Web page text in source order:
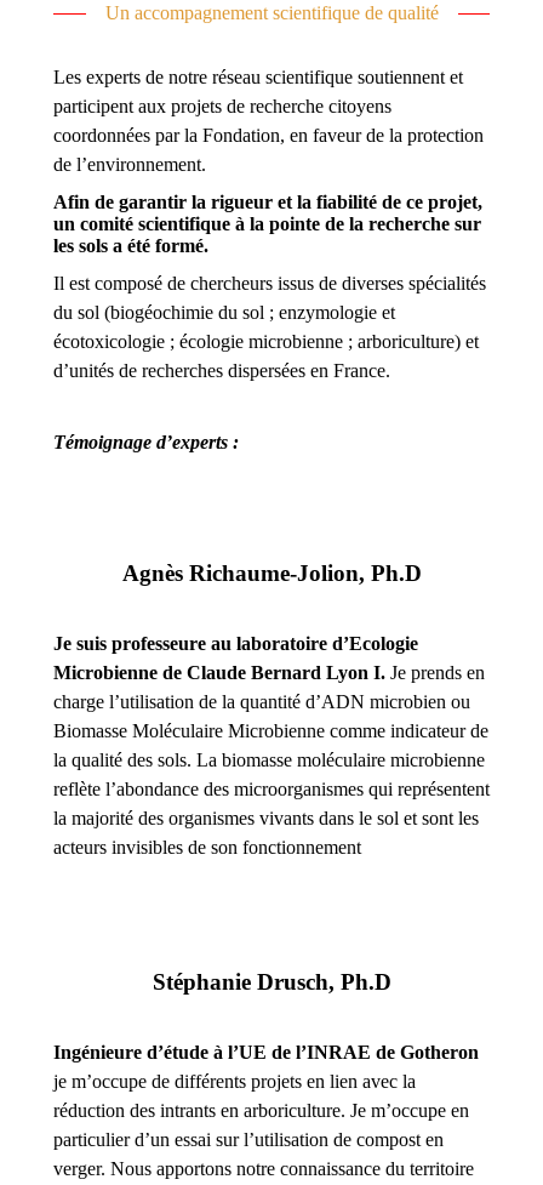
Un accompagnement scientifique de qualité
Les experts de notre réseau scientifique soutiennent et
participent aux projets de recherche citoyens
coordonnées par la Fondation, en faveur de la protection
de l’environnement.
Afin de garantir la rigueur et la fiabilité de ce projet,
un comité scientifique à la pointe de la recherche sur
les sols a été formé.
Il est composé de chercheurs issus de diverses spécialités
du sol (biogéochimie du sol ; enzymologie et
écotoxicologie ; écologie microbienne ; arboriculture) et
d’unités de recherches dispersées en France.
Témoignage d’experts :
Agnès Richaume-Jolion, Ph.D
Je suis professeure au laboratoire d’Ecologie
Microbienne de Claude Bernard Lyon I. Je prends en
charge l’utilisation de la quantité d’ADN microbien ou
Biomasse Moléculaire Microbienne comme indicateur de
la qualité des sols. La biomasse moléculaire microbienne
reflète l’abondance des microorganismes qui représentent
la majorité des organismes vivants dans le sol et sont les
acteurs invisibles de son fonctionnement
Stéphanie Drusch, Ph.D
Ingénieure d’étude à l’UE de l’INRAE de Gotheron
je m’occupe de différents projets en lien avec la
réduction des intrants en arboriculture. Je m’occupe en
particulier d’un essai sur l’utilisation de compost en
verger. Nous apportons notre connaissance du territoire